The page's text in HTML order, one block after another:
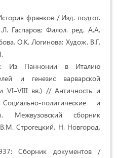
франков / Изд. подгот.
Гаспаров; Филол. ред. A.A.
O.K. Логинова; Худож. В.Г.
Из Паннонии в Италию
и генезис варварской
VI–VIII вв.) // Античность и
политические и
Межвузовский сборник
Строгецкий. Н. Новгород,
Сборник документов /